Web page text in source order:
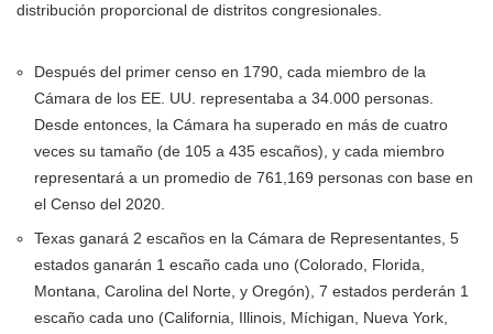
distribución proporcional de distritos congresionales.
Después del primer censo en 1790, cada miembro de la
Cámara de los EE. UU. representaba a 34.000 personas.
Desde entonces, la Cámara ha superado en más de cuatro
veces su tamaño (de 105 a 435 escaños), y cada miembro
representará a un promedio de 761,169 personas con base en
el Censo del 2020.
Texas ganará 2 escaños en la Cámara de Representantes, 5
estados ganarán 1 escaño cada uno (Colorado, Florida,
Montana, Carolina del Norte, y Oregón), 7 estados perderán 1
escaño cada uno (California, Illinois, Míchigan, Nueva York,